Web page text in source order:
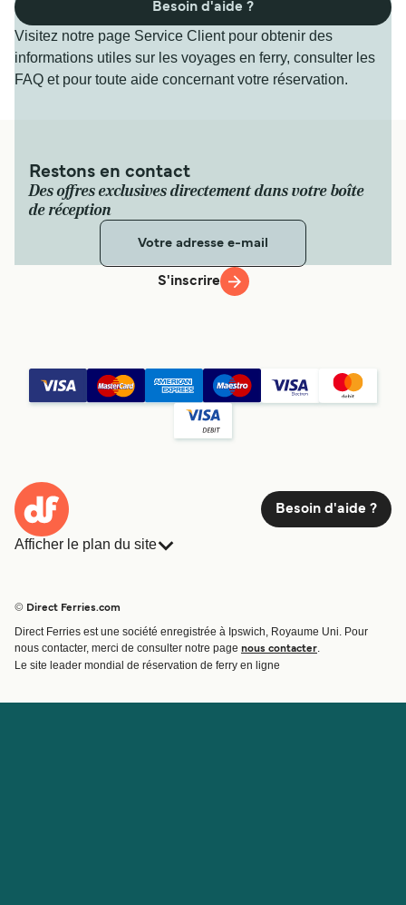
Visitez notre page Service Client pour obtenir des
informations utiles sur les voyages en ferry, consulter les
FAQ et pour toute aide concernant votre réservation.
Besoin d'aide ?
Restons en contact
Des offres exclusives directement dans votre boîte
de réception
S'inscrire
Besoin d'aide ?
Afficher le plan du site
Traversées et ports
Billet de bateau
© Direct Ferries.com
Direct Ferries est une société enregistrée à Ipswich, Royaume Uni. Pour
nous contacter, merci de consulter notre page nous contacter.
Le site leader mondial de réservation de ferry en ligne